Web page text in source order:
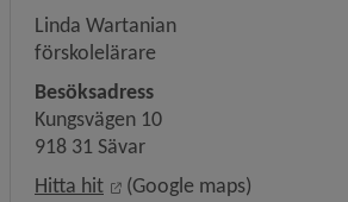
Linda Wartanian
förskolelärare
Besöksadress
Kungsvägen 10
918 31 Sävar
Hitta hit
Länk till annan webbplats,
(Google maps)